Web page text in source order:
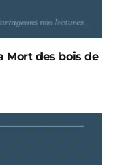
Mort des bois de